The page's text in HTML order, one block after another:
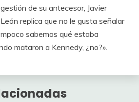
de su antecesor, Javier
replica que no le gusta señalar
sabemos qué estaba
mataron a Kennedy, ¿no?».